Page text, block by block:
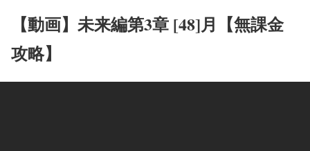
【動画】未来編第3章 [48]月【無課金
攻略】